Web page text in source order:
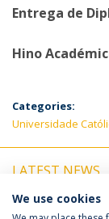
Entrega de
Hino
Categories:
Universidade
LATEST NEWS
We use cookies